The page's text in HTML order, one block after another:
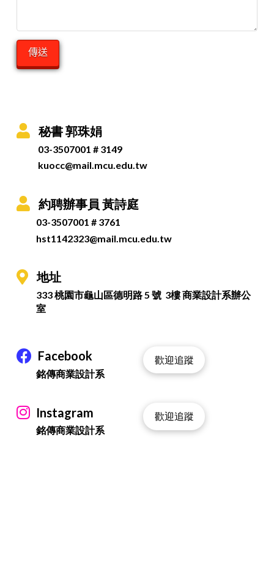
秘書 郭珠娟
03-3507001 # 3149
kuocc@mail.mcu.edu.tw
約聘辦事員 黃詩庭
03-3507001 # 3761
hst1142323@mail.mcu.edu.tw
地址
333 桃園市龜山區德明路 5 號 3樓 商業設計系辦公
室
Facebook
銘傳商業設計系
歡迎追蹤
Instagram
銘傳商業設計系
歡迎追蹤